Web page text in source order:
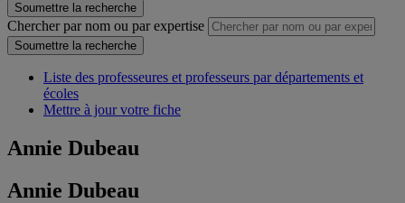
Soumettre la recherche
Chercher par nom ou par expertise
Soumettre la recherche
Liste des professeures et professeurs par départements et
écoles
Mettre à jour votre fiche
Annie Dubeau
Annie Dubeau